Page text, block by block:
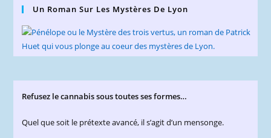
Un Roman Sur Les Mystères De Lyon
Refusez le cannabis sous toutes ses formes…
Quel que soit le prétexte avancé, il s’agit d’un mensonge.